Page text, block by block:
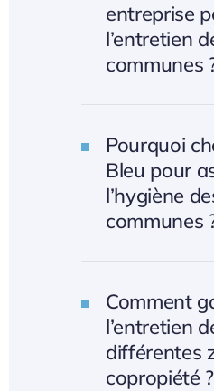
entreprise
l’entretien
communes
Pourquoi
Bleu pour
l’hygiène
communes
Comment
l’entretien
différentes
copropiété ?